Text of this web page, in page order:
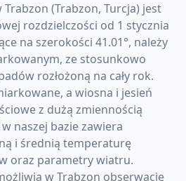
(Trabzon, Turcja) jest
rozdzielczości od 1 stycznia
na szerokości 41.01°, należy
ze stosunkowo
rozłożoną na cały rok.
a wiosna i jesień
z dużą zmiennością
naszej bazie zawiera
i średnią temperaturę
oraz parametry wiatru.
w Trabzon obserwację